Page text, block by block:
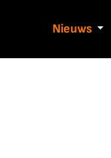
Nieuws